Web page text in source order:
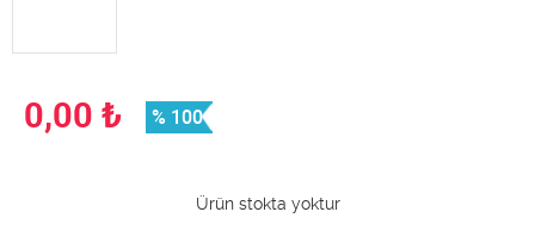
0,00 ₺ % 100
Ürün stokta yoktur